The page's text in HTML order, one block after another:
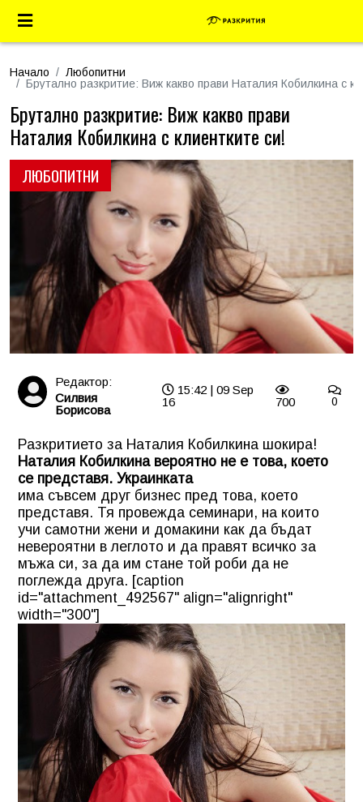
Начало
Любопитни
Брутално разкритие: Виж какво прави Наталия Кобилкина с
ЛЮБОПИТНИ
Брутално разкритие: Виж какво прави
Наталия Кобилкина с клиентките си!
Редактор:
Силвия
Борисова
15:42 | 09 Sep
16
700 0
Разкритието за Наталия Кобилкина шокира!
Наталия Кобилкина вероятно не е това, което
се представя. Украинката
има съвсем друг бизнес пред това, което
представя. Тя провежда семинари, на които
учи самотни жени и домакини как да бъдат
невероятни в леглото и да правят всичко за
мъжа си, за да им стане той роби да не
поглежда друга. [caption
id="attachment_492567" align="alignright"
width="300"]